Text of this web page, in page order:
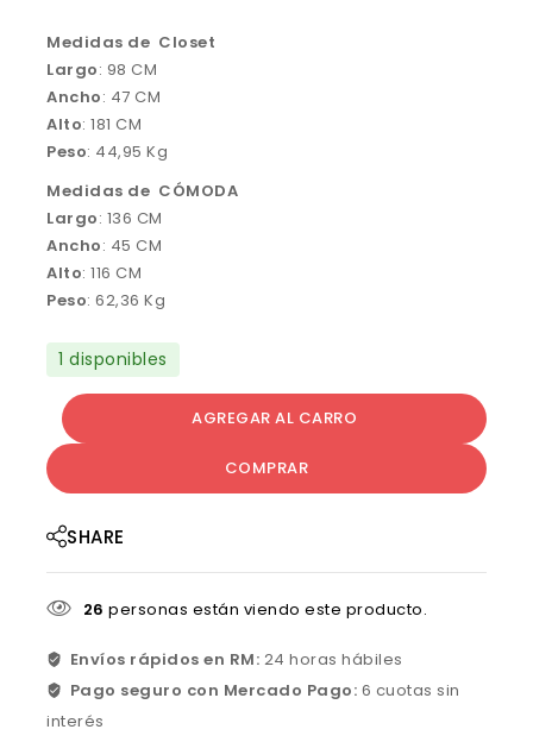
Medidas de Closet
Largo: 98 CM
Ancho: 47 CM
Alto: 181 CM
Peso: 44,95 Kg
Medidas de CÓMODA
Largo: 136 CM
Ancho: 45 CM
Alto: 116 CM
Peso: 62,36 Kg
1 disponibles
AGREGAR AL CARRO
COMPRAR
SHARE
26 personas están viendo este producto.
Envíos rápidos en RM: 24 horas hábiles
Pago seguro con Mercado Pago: 6 cuotas sin
interés